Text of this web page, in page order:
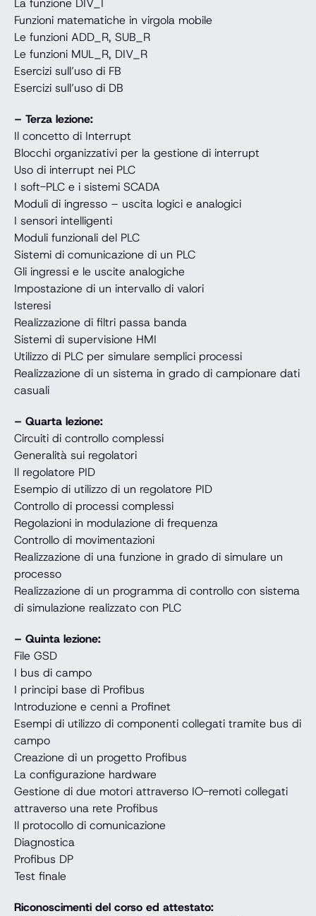
La funzione DIV_I
Funzioni matematiche in virgola mobile
Le funzioni ADD_R, SUB_R
Le funzioni MUL_R, DIV_R
Esercizi sull’uso di FB
Esercizi sull’uso di DB
– Terza lezione:
Il concetto di Interrupt
Blocchi organizzativi per la gestione di interrupt
Uso di interrupt nei PLC
I soft-PLC e i sistemi SCADA
Moduli di ingresso – uscita logici e analogici
I sensori intelligenti
Moduli funzionali del PLC
Sistemi di comunicazione di un PLC
Gli ingressi e le uscite analogiche
Impostazione di un intervallo di valori
Isteresi
Realizzazione di filtri passa banda
Sistemi di supervisione HMI
Utilizzo di PLC per simulare semplici processi
Realizzazione di un sistema in grado di campionare dati
casuali
– Quarta lezione:
Circuiti di controllo complessi
Generalità sui regolatori
Il regolatore PID
Esempio di utilizzo di un regolatore PID
Controllo di processi complessi
Regolazioni in modulazione di frequenza
Controllo di movimentazioni
Realizzazione di una funzione in grado di simulare un
processo
Realizzazione di un programma di controllo con sistema
di simulazione realizzato con PLC
– Quinta lezione:
File GSD
I bus di campo
I principi base di Profibus
Introduzione e cenni a Profinet
Esempi di utilizzo di componenti collegati tramite bus di
campo
Creazione di un progetto Profibus
La configurazione hardware
Gestione di due motori attraverso IO-remoti collegati
attraverso una rete Profibus
Il protocollo di comunicazione
Diagnostica
Profibus DP
Test finale
Riconoscimenti del corso ed attestato: